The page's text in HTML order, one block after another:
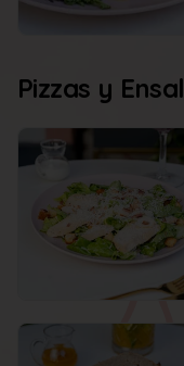
Pizzas y